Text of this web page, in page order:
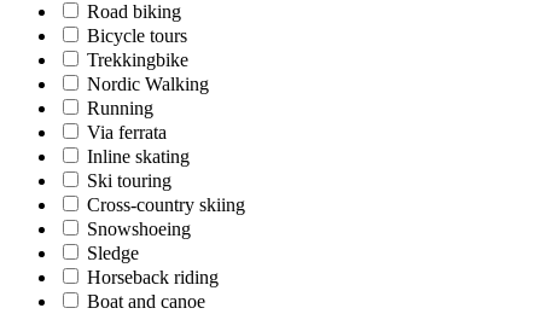
Road biking
Bicycle tours
Trekkingbike
Nordic Walking
Running
Via ferrata
Inline skating
Ski touring
Cross-country skiing
Snowshoeing
Sledge
Horseback riding
Boat and canoe